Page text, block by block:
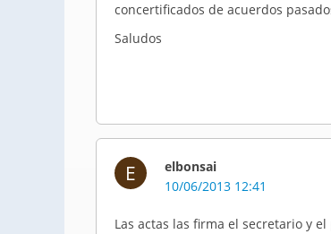
concertificados de acuerdos
Saludos
E
elbonsai
10/06/2013 12:41
Las actas las firma el secretario y